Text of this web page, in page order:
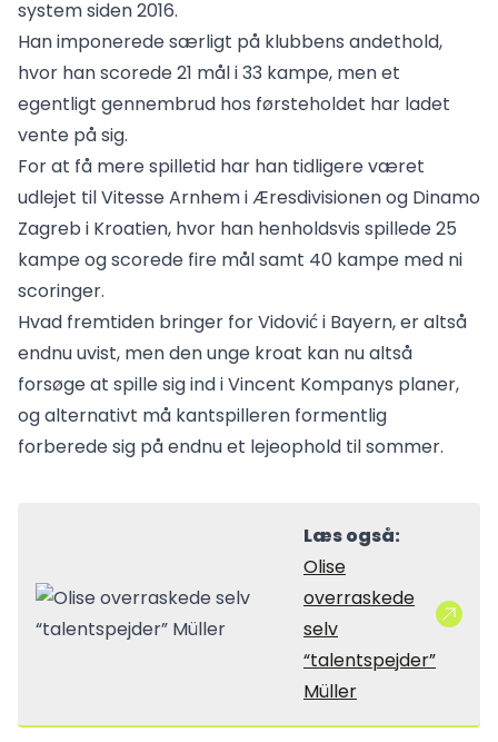
system siden 2016.
Han imponerede særligt på klubbens andethold,
hvor han scorede 21 mål i 33 kampe, men et
egentligt gennembrud hos førsteholdet har ladet
vente på sig.
For at få mere spilletid har han tidligere været
udlejet til Vitesse Arnhem i Æresdivisionen og Dinamo
Zagreb i Kroatien, hvor han henholdsvis spillede 25
kampe og scorede fire mål samt 40 kampe med ni
scoringer.
Hvad fremtiden bringer for Vidović i Bayern, er altså
endnu uvist, men den unge kroat kan nu altså
forsøge at spille sig ind i Vincent Kompanys planer,
og alternativt må kantspilleren formentlig
forberede sig på endnu et lejeophold til sommer.
Læs også:
Olise
overraskede
selv
“talentspejder”
Müller